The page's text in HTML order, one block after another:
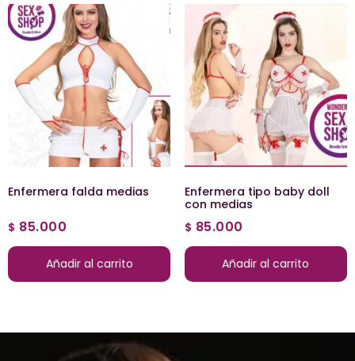
Enfermera falda medias
$ 85.000
Añadir al carrito
Enfermera tipo baby doll
con medias
$ 85.000
Añadir al carrito